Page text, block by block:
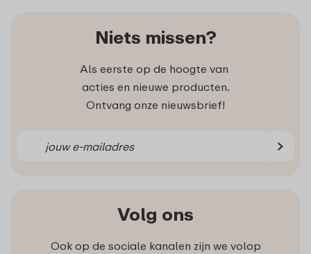
Niets missen?
Als eerste op de hoogte van
acties en nieuwe producten.
Ontvang onze nieuwsbrief!
Volg ons
Ook op de sociale kanalen zijn we volop